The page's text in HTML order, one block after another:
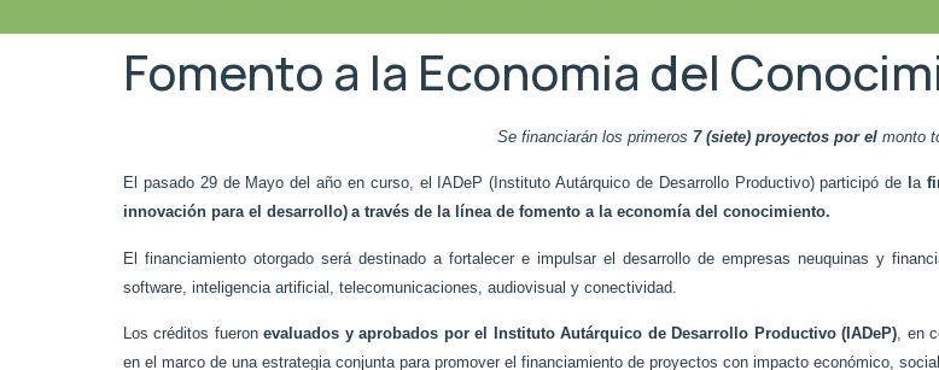
Fomento a la Economia del
Se financiarán los primeros 7 (siete) proyectos por el monto
El pasado 29 de Mayo del año en curso, el IADeP (Instituto Autárquico de Desarrollo Productivo) participó de la
innovación para el desarrollo) a través de la línea de fomento a la economía del conocimiento.
El financiamiento otorgado será destinado a fortalecer e impulsar el desarrollo de empresas neuquinas y
software, inteligencia artificial, telecomunicaciones, audiovisual y conectividad.
Los créditos fueronevaluados y aprobados por el Instituto Autárquico de Desarrollo Productivo (IADeP), en
en el marco de una estrategia conjunta para promover el financiamiento de proyectos con impacto económico,